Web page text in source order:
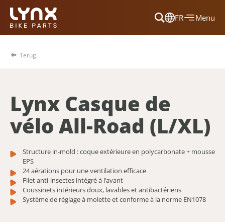
FR
Dansk
Nederlands
Menu
Terug
Lynx Casque de
vélo All-Road (L/XL)
Structure in-mold : coque extérieure en polycarbonate + mousse
EPS
24 aérations pour une ventilation efficace
Filet anti-insectes intégré à l’avant
Coussinets intérieurs doux, lavables et antibactériens
Système de réglage à molette et conforme à la norme EN1078